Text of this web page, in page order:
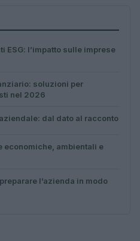
ESG: l’impatto sulle imprese
soluzioni per
nel 2026
dal dato al racconto
economiche, ambientali e
l’azienda in modo